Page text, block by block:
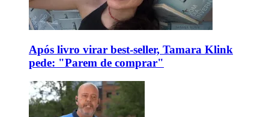
Após livro virar best-seller, Tamara Klink
pede: "Parem de comprar"